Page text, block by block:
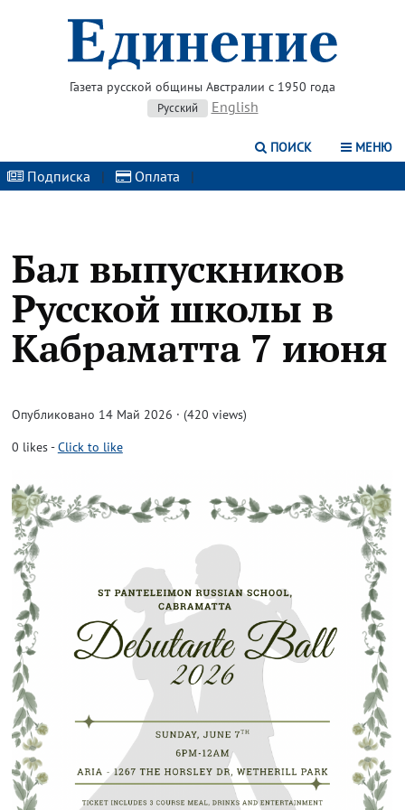
Газета русской общины Австралии с 1950 года
Русский English
ПОИСК МЕНЮ
Подписка | Оплата |
Бал выпускников
Русской школы в
Кабраматта 7 июня
Опубликовано 14 Май 2026 · (420 views)
0 likes-Click to like